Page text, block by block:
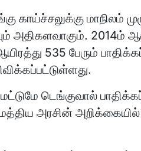
மாநிலம்
அதிகளவாகும். 2014ம்
535 பேரும்
டெங்குவால்
அரசின் அறிக்கையில்